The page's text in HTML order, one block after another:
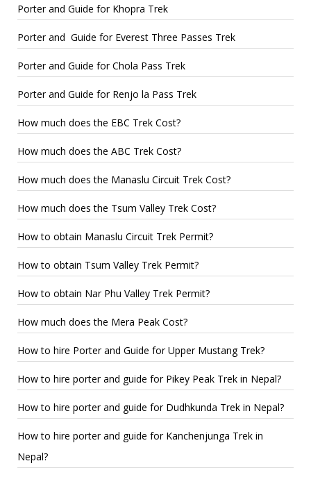
Porter and Guide for Khopra Trek
Porter and Guide for Everest Three Passes Trek
Porter and Guide for Chola Pass Trek
Porter and Guide for Renjo la Pass Trek
How much does the EBC Trek Cost?
How much does the ABC Trek Cost?
How much does the Manaslu Circuit Trek Cost?
How much does the Tsum Valley Trek Cost?
How to obtain Manaslu Circuit Trek Permit?
How to obtain Tsum Valley Trek Permit?
How to obtain Nar Phu Valley Trek Permit?
How much does the Mera Peak Cost?
How to hire Porter and Guide for Upper Mustang Trek?
How to hire porter and guide for Pikey Peak Trek in Nepal?
How to hire porter and guide for Dudhkunda Trek in Nepal?
How to hire porter and guide for Kanchenjunga Trek in
Nepal?